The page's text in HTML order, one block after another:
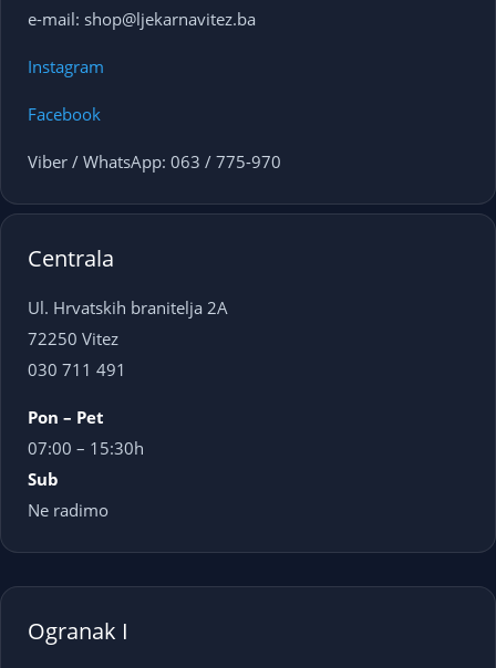
e-mail: shop@ljekarnavitez.ba
Instagram
Facebook
Viber / WhatsApp: 063 / 775-970
Centrala
Ul. Hrvatskih branitelja 2A
72250 Vitez
030 711 491
Pon – Pet
07:00 – 15:30h
Sub
Ne radimo
Ogranak I